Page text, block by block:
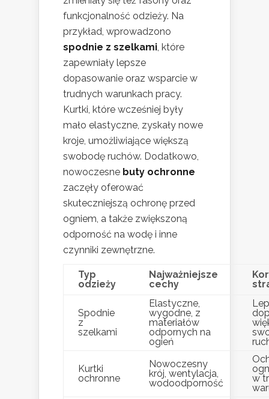
funkcjonalność odzieży. Na
przykład, wprowadzono
spodnie z szelkami, które
zapewniały lepsze
dopasowanie oraz wsparcie w
trudnych warunkach pracy.
Kurtki, które wcześniej były
mało elastyczne, zyskały nowe
kroje, umożliwiające większą
swobodę ruchów. Dodatkowo,
nowoczesne buty ochronne
zaczęły oferować
skuteczniejszą ochronę przed
ogniem, a także zwiększoną
odporność na wodę i inne
czynniki zewnętrzne.
Typ
odzieży
Najważniejsze
cechy
Spodnie
z
szelkami
Elastyczne,
wygodne, z
materiałów
odpornych na
ogień
Kurtki
ochronne
Nowoczesny
krój, wentylacja,
wodoodporność
w